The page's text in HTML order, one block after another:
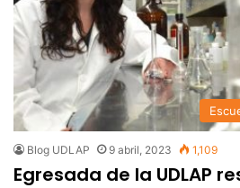
Blog UDLAP 9 abril, 2023 1,109
Egresada de la UDLAP